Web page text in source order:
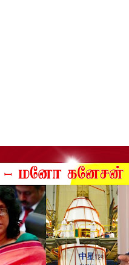
மேல்முறையீட்டு